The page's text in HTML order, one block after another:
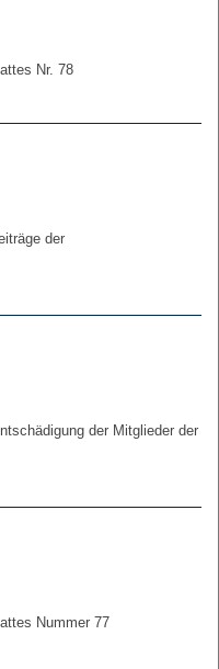
Nr. 78
der
der Mitglieder der
Nummer 77